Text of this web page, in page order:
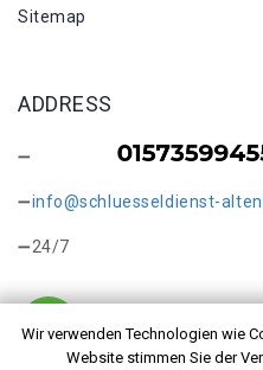
Wir verwenden Technologien wie
Website stimmen Sie der
Sitemap
ADDRESS
info@schluesseldienst-
24/7